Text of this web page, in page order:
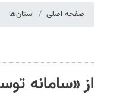
صفحه اصلی استان‌ها
از «سامانه